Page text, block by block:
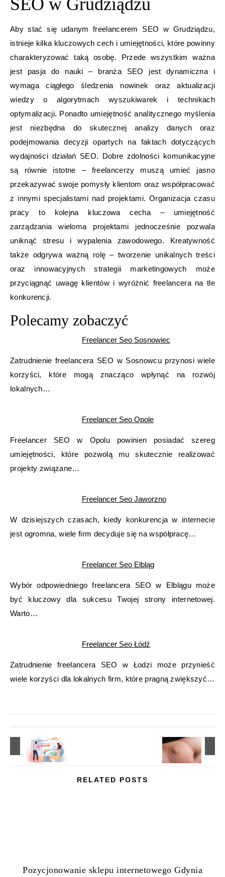
SEO w Grudziądzu
Aby stać się udanym freelancerem SEO w Grudziądzu,
istnieje kilka kluczowych cech i umiejętności, które powinny
charakteryzować taką osobę. Przede wszystkim ważna
jest pasja do nauki – branża SEO jest dynamiczna i
wymaga ciągłego śledzenia nowinek oraz aktualizacji
wiedzy o algorytmach wyszukiwarek i technikach
optymalizacji. Ponadto umiejętność analitycznego myślenia
jest niezbędna do skutecznej analizy danych oraz
podejmowania decyzji opartych na faktach dotyczących
wydajności działań SEO. Dobre zdolności komunikacyjne
są równie istotne – freelancerzy muszą umieć jasno
przekazywać swoje pomysły klientom oraz współpracować
z innymi specjalistami nad projektami. Organizacja czasu
pracy to kolejna kluczowa cecha – umiejętność
zarządzania wieloma projektami jednocześnie pozwala
uniknąć stresu i wypalenia zawodowego. Kreatywność
także odgrywa ważną rolę – tworzenie unikalnych treści
oraz innowacyjnych strategii marketingowych może
przyciągnąć uwagę klientów i wyróżnić freelancera na tle
konkurencji.
Polecamy zobaczyć
Freelancer Seo Sosnowiec
Zatrudnienie freelancera SEO w Sosnowcu przynosi wiele
korzyści, które mogą znacząco wpłynąć na rozwój
lokalnych…
Freelancer Seo Opole
Freelancer SEO w Opolu powinien posiadać szereg
umiejętności, które pozwolą mu skutecznie realizować
projekty związane…
Freelancer Seo Jaworzno
W dzisiejszych czasach, kiedy konkurencja w internecie
jest ogromna, wiele firm decyduje się na współpracę…
Freelancer Seo Elbląg
Wybór odpowiedniego freelancera SEO w Elblągu może
być kluczowy dla sukcesu Twojej strony internetowej.
Warto…
Freelancer Seo Łódź
Zatrudnienie freelancera SEO w Łodzi może przynieść
wiele korzyści dla lokalnych firm, które pragną zwiększyć…
RELATED POSTS
Pozycjonowanie sklepu internetowego Gdynia